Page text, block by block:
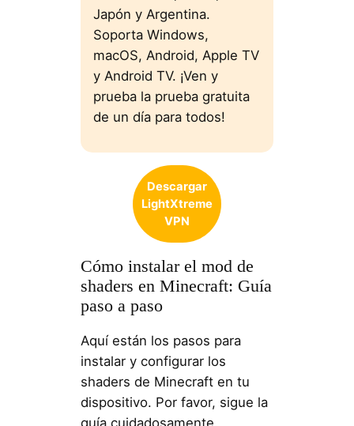
Japón y Argentina.
Soporta Windows,
macOS, Android, Apple TV
y Android TV. ¡Ven y
prueba la prueba gratuita
de un día para todos!
Descargar
LightXtreme
VPN
Cómo instalar el mod de
shaders en Minecraft: Guía
paso a paso
Aquí están los pasos para
instalar y configurar los
shaders de Minecraft en tu
dispositivo. Por favor, sigue la